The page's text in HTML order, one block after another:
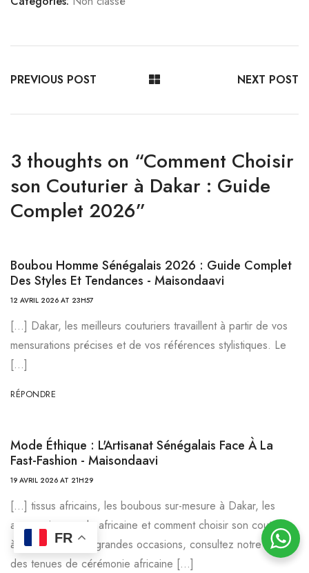
PREVIOUS POST NEXT POST
3 thoughts on “Comment Choisir
son Couturier à Dakar : Guide
Complet 2026”
Boubou Homme Sénégalais 2026 : Guide Complet
Des Styles Et Tendances - Maisondaavi
12 AVRIL 2026 AT 23H57
[…] Dakar, les meilleurs couturiers travaillent à partir de vos
mensurations précises et de vos références stylistiques. Le
[…]
RÉPONDRE
Mode Éthique : L'Artisanat Sénégalais Face À La
Fast-Fashion - Maisondaavi
19 AVRIL 2026 AT 21H29
[…] tissus africains, les boubous sur-mesure à Dakar, les
accessoires mode africaine et comment choisir son couturier
à Dakar. Pour les grandes occasions, consultez notre guide
des tenues de cérémonie africaine […]
FR